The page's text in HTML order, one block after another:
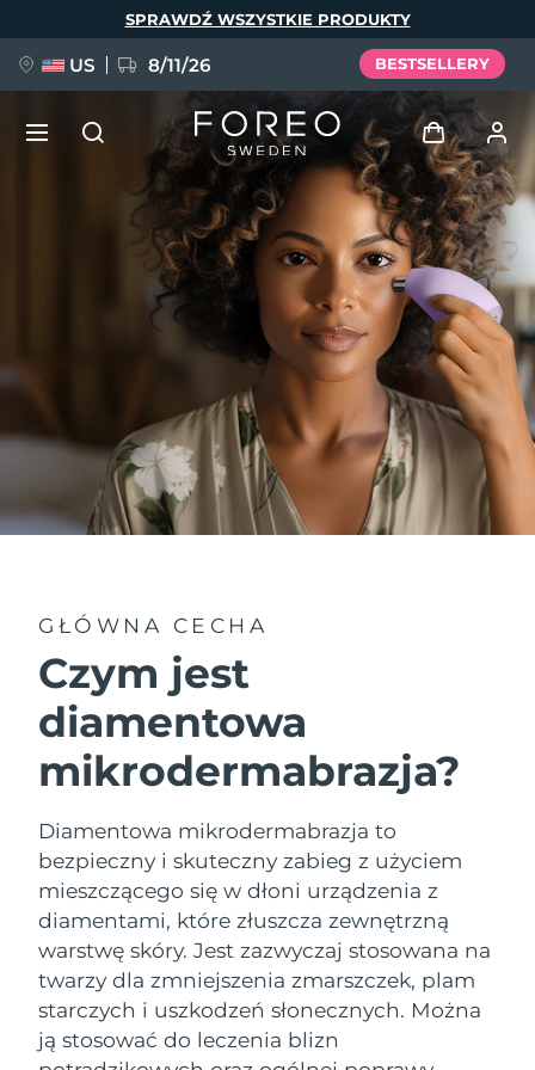
GŁÓWNA CECHA
Czym jest
diamentowa
mikrodermabrazja?
Diamentowa mikrodermabrazja to
bezpieczny i skuteczny zabieg z użyciem
mieszczącego się w dłoni urządzenia z
diamentami, które złuszcza zewnętrzną
warstwę skóry. Jest zazwyczaj stosowana na
twarzy dla zmniejszenia zmarszczek, plam
starczych i uszkodzeń słonecznych. Można
ją stosować do leczenia blizn
SPRAWDŹ WSZYSTKIE PRODUKTY
US 8/11/26 BESTSELLERY
Zaloguj
Profil użytkownika
Moje urządzenia
Moje zamówienia
Moje adresy
Moje subskrypcje
NOWOŚĆ
FAQ™ Pure Beauty-Tech Elixir
BREAKING NEWS
issa™ Teeth Whitening Set
POPULARNY
Specjalne oferty Bestsellery
Terapia czerwonym światłem
Deutsch
Español
Italiano
Português
Polski
Svenska
Русский
Türkçe
简体中文 繁體中文
Kraj dostawy
Stany Zjednoczone
Wielka Brytania
Hiszpania
Oczekiwany czas dostawy
8/9/26
Australia
Oczekiwany czas dostawy
Francja
Oczekiwany czas dostawy
8/9/26
Niemcy
Oczekiwany czas dostawy
8/9/26
Kanada
Oczekiwany czas dostawy